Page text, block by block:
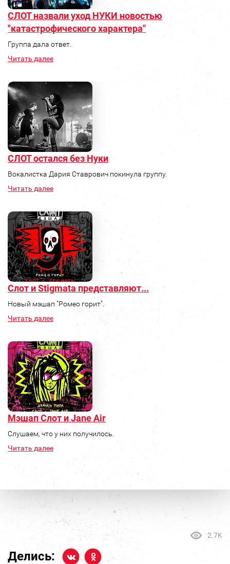
СЛОТ назвали уход НУКИ новостью
"катастрофического характера"
Группа дала ответ.
Читать далее
СЛОТ остался без Нуки
Вокалистка Дария Ставрович покинула группу.
Читать далее
Слот и Stigmata представляют...
Новый мэшап "Ромео горит".
Читать далее
Мэшап Слот и Jane Air
Слушаем, что у них получилось.
Читать далее
2.7K
Делись: